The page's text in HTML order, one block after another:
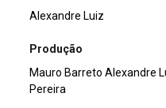
Alexandre Luiz
Produção
Mauro Barreto Alexandre
Pereira